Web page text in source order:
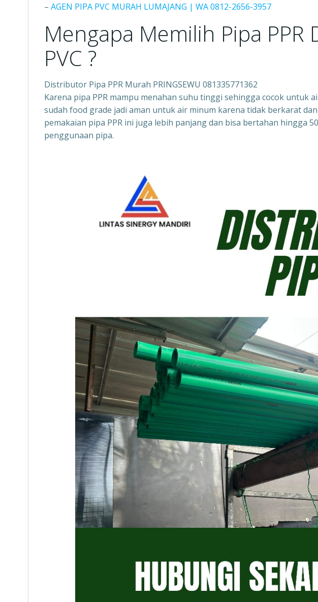
– AGEN PIPA PVC MURAH LUMAJANG | WA 0812-2656-3957
Mengapa Memilih Pipa PPR
PVC ?
Distributor Pipa PPR Murah PRINGSEWU 081335771362
Karena pipa PPR mampu menahan suhu tinggi sehingga cocok untuk
sudah food grade jadi aman untuk air minum karena tidak berkarat
pemakaian pipa PPR ini juga lebih panjang dan bisa bertahan hingga
penggunaan pipa.